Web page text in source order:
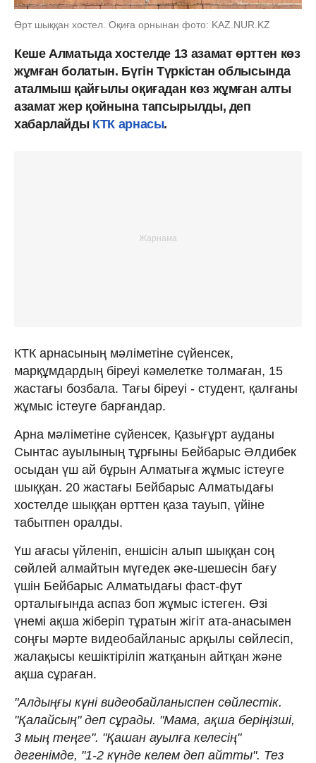
Өрт шыққан хостел. Оқиға орнынан фото: KAZ.NUR.KZ
Кеше Алматыда хостелде 13 азамат өрттен көз
жұмған болатын. Бүгін Түркістан облысында
аталмыш қайғылы оқиғадан көз жұмған алты
азамат жер қойнына тапсырылды, деп
хабарлайды КТК арнасы.
КТК арнасының мәліметіне сүйенсек,
марқұмдардың біреуі кәмелетке толмаған, 15
жастағы бозбала. Тағы біреуі - студент, қалғаны
жұмыс істеуге барғандар.
Арна мәліметіне сүйенсек, Қазығұрт ауданы
Сынтас ауылының тұрғыны Бейбарыс Әлдибек
осыдан үш ай бұрын Алматыға жұмыс істеуге
шыққан. 20 жастағы Бейбарыс Алматыдағы
хостелде шыққан өрттен қаза тауып, үйіне
табытпен оралды.
Үш ағасы үйленіп, еншісін алып шыққан соң
сөйлей алмайтын мүгедек әке-шешесін бағу
үшін Бейбарыс Алматыдағы фаст-фут
орталығында аспаз боп жұмыс істеген. Өзі
үнемі ақша жіберіп тұратын жігіт ата-анасымен
соңғы мәрте видеобайланыс арқылы сөйлесіп,
жалақысы кешіктіріліп жатқанын айтқан және
ақша сұраған.
"Алдыңғы күні видеобайланыспен сөйлестік.
"Қалайсың" деп сұрады. "Мама, ақша беріңізші,
3 мың теңге". "Қашан ауылға келесің"
дегенімде, "1-2 күнде келем деп айтты". Тез